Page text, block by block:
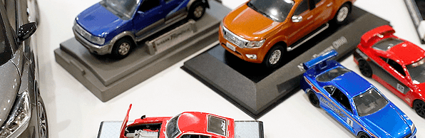
Campaña busca cambiar
destino de los motociclistas
en la región
Choferes profesionales
mantienen a Ecuador en
movimiento